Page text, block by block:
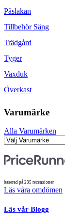
Påslakan
Tillbehör Säng
Trädgård
Tyger
Vaxduk
Överkast
Varumärke
Alla Varumärken
baserad på 235 recensioner
Läs våra omdömen
Läs vår Blogg